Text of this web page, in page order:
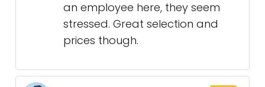
an employee here, they seem
stressed. Great selection and
prices though.